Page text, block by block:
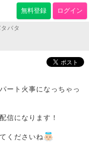
無料登録 ログイン
バタ
ート火事になっちゃっ
信になります！
くださいね